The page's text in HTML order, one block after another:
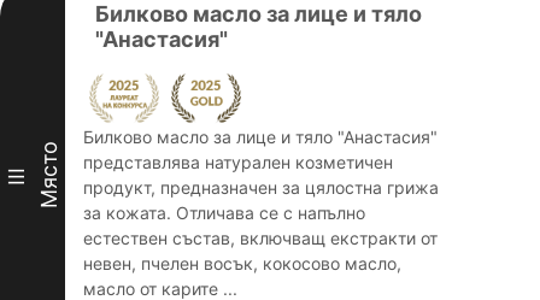
III Място
Билково масло за лице и тяло
"Анастасия"
Билково масло за лице и тяло "Анастасия"
представлява натурален козметичен
продукт, предназначен за цялостна грижа
за кожата. Отличава се с напълно
естествен състав, включващ екстракти от
невен, пчелен восък, кокосово масло,
масло от карите ...